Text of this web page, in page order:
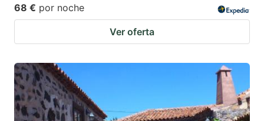
68 € por noche
Ver oferta